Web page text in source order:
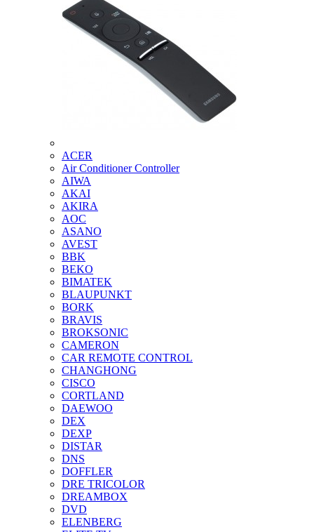
ACER
Air Conditioner Controller
AIWA
AKAI
AKIRA
AOC
ASANO
AVEST
BBK
BEKO
BIMATEK
BLAUPUNKT
BORK
BRAVIS
BROKSONIC
CAMERON
CAR REMOTE CONTROL
CHANGHONG
CISCO
CORTLAND
DAEWOO
DEX
DEXP
DISTAR
DNS
DOFFLER
DRE TRICOLOR
DREAMBOX
DVD
ELENBERG